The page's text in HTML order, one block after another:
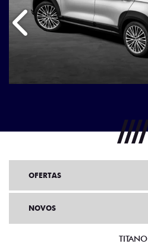
Anterior
OFERTAS
NOVOS
TITANO